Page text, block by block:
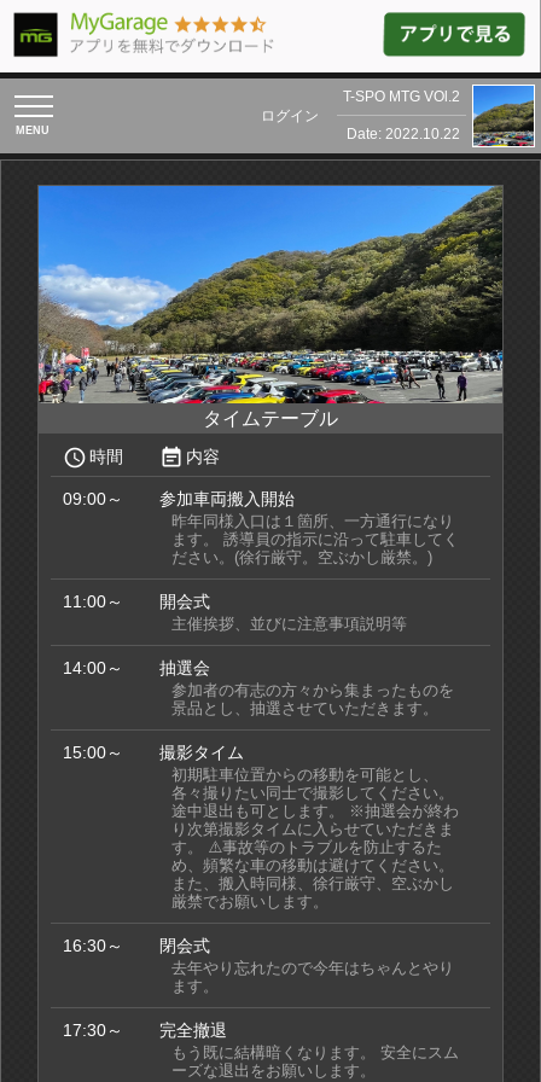
toggle
navigation
ログイン
T-SPO MTG VOl.2
Date: 2022.10.22
タイムテーブル
access_time時間 event_note 内容
09:00～ 参加車両搬入開始
昨年同様入口は１箇所、一方通行になり
ます。 誘導員の指示に沿って駐車してく
ださい。(徐行厳守。空ぶかし厳禁。)
11:00～ 開会式
主催挨拶、並びに注意事項説明等
14:00～ 抽選会
参加者の有志の方々から集まったものを
景品とし、抽選させていただきます。
15:00～ 撮影タイム
初期駐車位置からの移動を可能とし、
各々撮りたい同士で撮影してください。
途中退出も可とします。 ※抽選会が終わ
り次第撮影タイムに入らせていただきま
す。 ⚠️事故等のトラブルを防止するた
め、頻繁な車の移動は避けてください。
また、搬入時同様、徐行厳守、空ぶかし
厳禁でお願いします。
16:30～ 閉会式
去年やり忘れたので今年はちゃんとやり
ます。
17:30～ 完全撤退
もう既に結構暗くなります。 安全にスム
ーズな退出をお願いします。